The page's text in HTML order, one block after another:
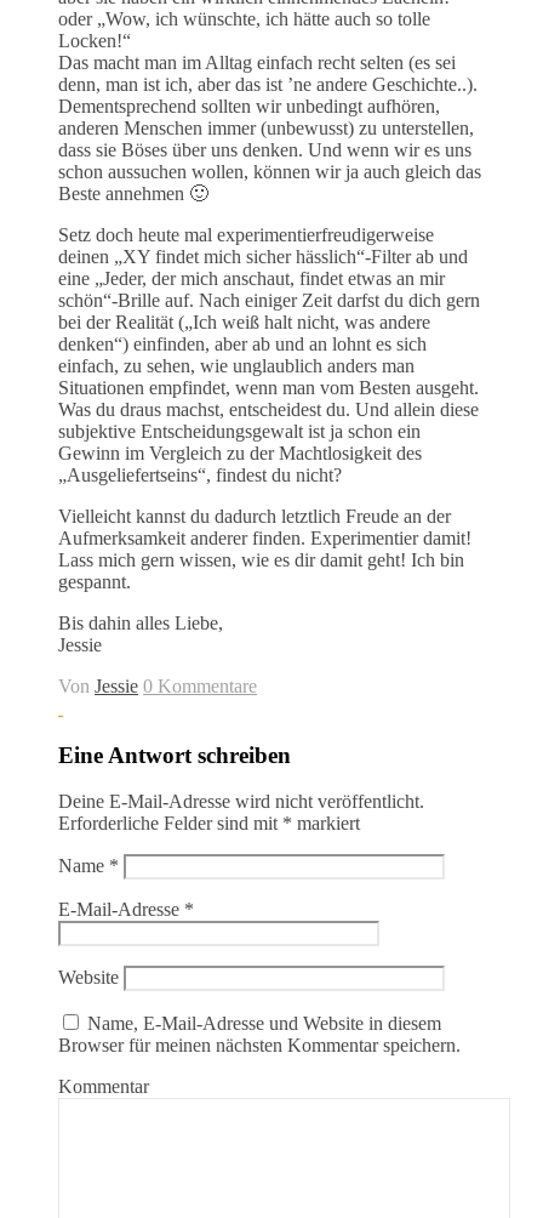
oder „Wow, ich wünschte, ich hätte auch so tolle
Locken!“
Das macht man im Alltag einfach recht selten (es sei
denn, man ist ich, aber das ist ’ne andere Geschichte..).
Dementsprechend sollten wir unbedingt aufhören,
anderen Menschen immer (unbewusst) zu unterstellen,
dass sie Böses über uns denken. Und wenn wir es uns
schon aussuchen wollen, können wir ja auch gleich das
Beste annehmen 🙂
Setz doch heute mal experimentierfreudigerweise
deinen „XY findet mich sicher hässlich“-Filter ab und
eine „Jeder, der mich anschaut, findet etwas an mir
schön“-Brille auf. Nach einiger Zeit darfst du dich gern
bei der Realität („Ich weiß halt nicht, was andere
denken“) einfinden, aber ab und an lohnt es sich
einfach, zu sehen, wie unglaublich anders man
Situationen empfindet, wenn man vom Besten ausgeht.
Was du draus machst, entscheidest du. Und allein diese
subjektive Entscheidungsgewalt ist ja schon ein
Gewinn im Vergleich zu der Machtlosigkeit des
„Ausgeliefertseins“, findest du nicht?
Vielleicht kannst du dadurch letztlich Freude an der
Aufmerksamkeit anderer finden. Experimentier damit!
Lass mich gern wissen, wie es dir damit geht! Ich bin
gespannt.
Bis dahin alles Liebe,
Jessie
Von Jessie 0 Kommentare
Eine Antwort schreiben
Deine E-Mail-Adresse wird nicht veröffentlicht.
Erforderliche Felder sind mit * markiert
Name *
E-Mail-Adresse *
Website
Name, E-Mail-Adresse und Website in diesem
Browser für meinen nächsten Kommentar speichern.
Kommentar